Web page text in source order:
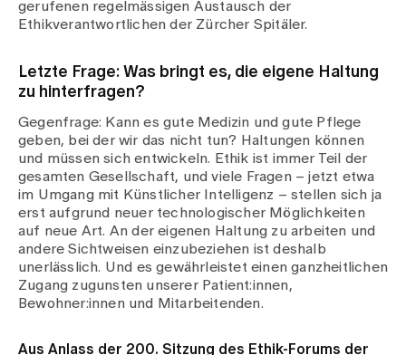
gerufenen regelmässigen Austausch der
Ethikverantwortlichen der Zürcher Spitäler.
Letzte Frage: Was bringt es, die eigene Haltung
zu hinterfragen?
Gegenfrage: Kann es gute Medizin und gute Pflege
geben, bei der wir das nicht tun? Haltungen können
und müssen sich entwickeln. Ethik ist immer Teil der
gesamten Gesellschaft, und viele Fragen – jetzt etwa
im Umgang mit Künstlicher Intelligenz – stellen sich ja
erst aufgrund neuer technologischer Möglichkeiten
auf neue Art. An der eigenen Haltung zu arbeiten und
andere Sichtweisen einzubeziehen ist deshalb
unerlässlich. Und es gewährleistet einen ganzheitlichen
Zugang zugunsten unserer Patient:innen,
Bewohner:innen und Mitarbeitenden.
Aus Anlass der 200. Sitzung des Ethik-Forums der